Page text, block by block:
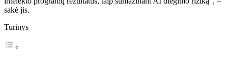
sakė jis.
Turinys